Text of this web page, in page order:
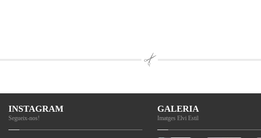
INSTAGRAM
Segueix-nos!
GALERIA
Imatges Elvi Estil